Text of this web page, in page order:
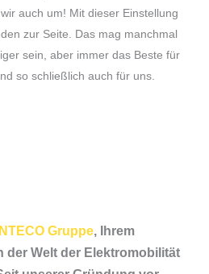
auch um! Mit dieser Einstellung
zur Seite. Das mag manchmal
sein, aber immer das Beste für
so schließlich auch für uns.
Gruppe, Ihrem
der Welt der Elektromobilität